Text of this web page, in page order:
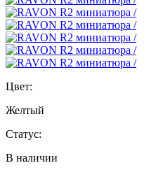
Цвет:
Желтый
Статус:
В наличии